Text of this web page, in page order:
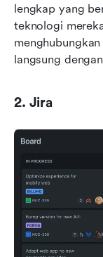
lengkap yang
teknologi
langsung
2. Jira